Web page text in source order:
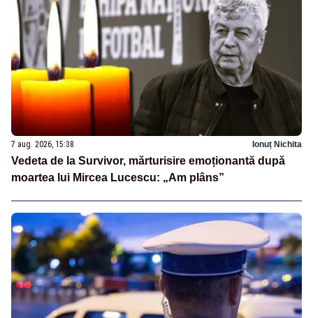
7 aug. 2026, 15:38 Ionuț Nichita
Vedeta de la Survivor, mărturisire emoționantă după
moartea lui Mircea Lucescu: „Am plâns”